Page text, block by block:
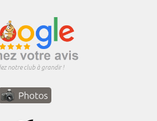
notre club à grandir !